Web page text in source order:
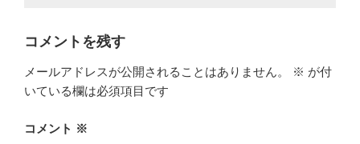
コメントを残す
メールアドレスが公開されることはありません。 ※ が付
いている欄は必須項目です
コメント ※